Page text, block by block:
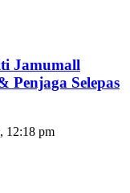
Jamumall
Penjaga Selepas
12:18 pm